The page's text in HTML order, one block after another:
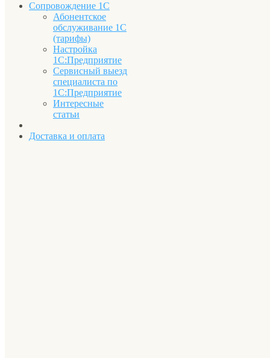
Сопровождение 1С
Абонентское
обслуживание 1С
(тарифы)
Настройка
1С:Предприятие
Сервисный выезд
специалиста по
1С:Предприятие
Интересные
статьи
Доставка и оплата